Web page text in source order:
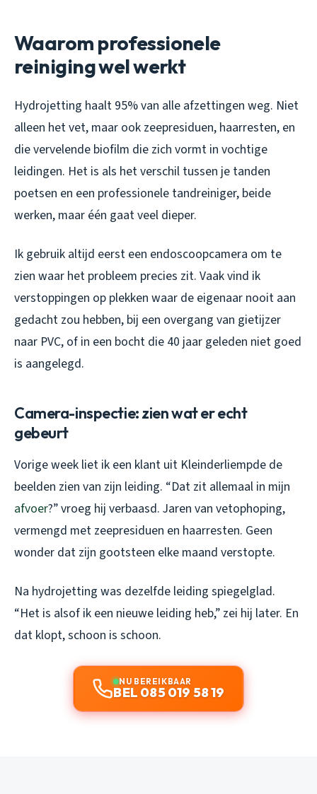
Waarom professionele
reiniging wel werkt
Hydrojetting haalt 95% van alle afzettingen weg. Niet
alleen het vet, maar ook zeepresiduen, haarresten, en
die vervelende biofilm die zich vormt in vochtige
leidingen. Het is als het verschil tussen je tanden
poetsen en een professionele tandreiniger, beide
werken, maar één gaat veel dieper.
Ik gebruik altijd eerst een endoscoopcamera om te
zien waar het probleem precies zit. Vaak vind ik
verstoppingen op plekken waar de eigenaar nooit aan
gedacht zou hebben, bij een overgang van gietijzer
naar PVC, of in een bocht die 40 jaar geleden niet goed
is aangelegd.
Camera-inspectie: zien wat er echt
gebeurt
Vorige week liet ik een klant uit Kleinderliempde de
beelden zien van zijn leiding. “Dat zit allemaal in mijn
afvoer?” vroeg hij verbaasd. Jaren van vetophoping,
vermengd met zeepresiduen en haarresten. Geen
wonder dat zijn gootsteen elke maand verstopte.
Na hydrojetting was dezelfde leiding spiegelglad.
“Het is alsof ik een nieuwe leiding heb,” zei hij later. En
dat klopt, schoon is schoon.
NU BEREIKBAAR
BEL 085 019 58 19